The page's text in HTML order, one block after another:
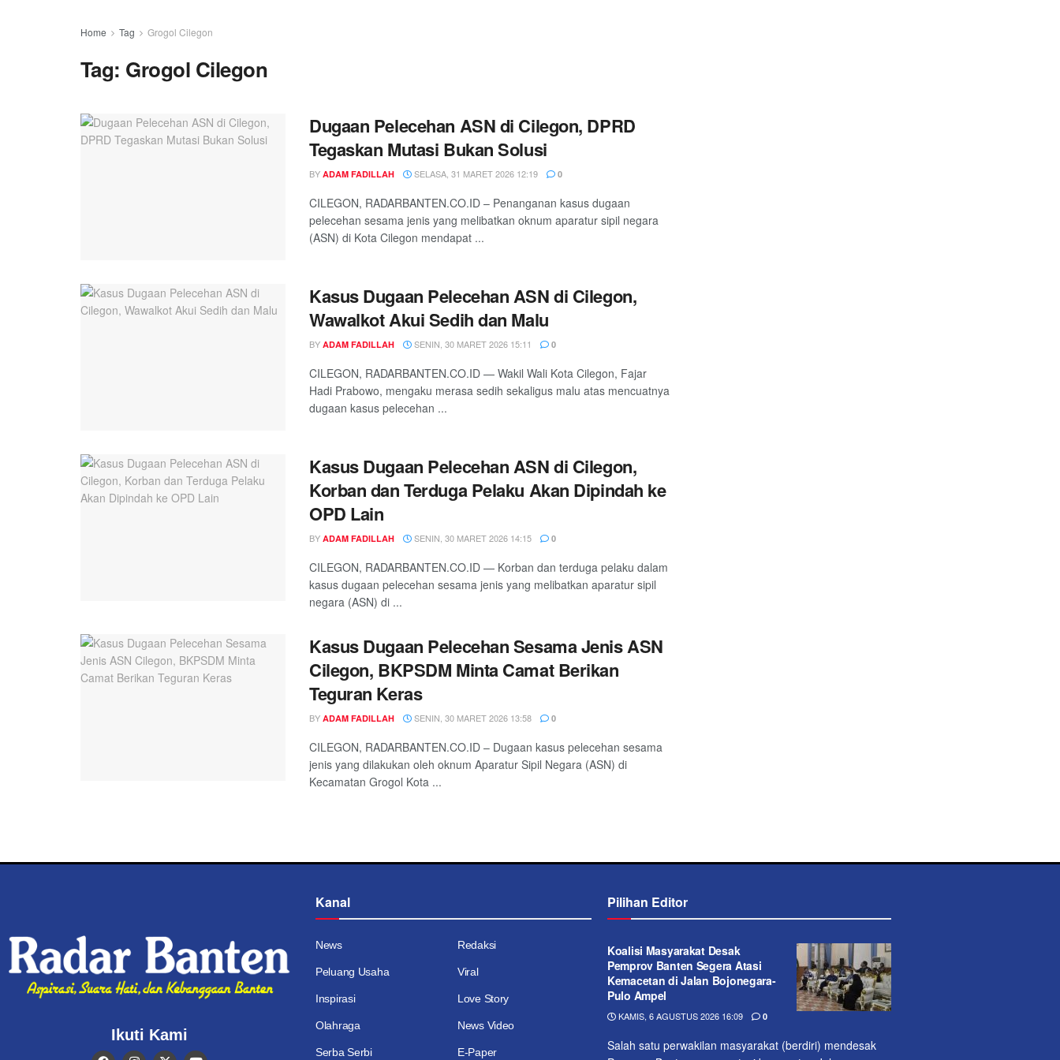
Home Tag Grogol Cilegon
Tag: Grogol Cilegon
Dugaan Pelecehan ASN di Cilegon, DPRD
Tegaskan Mutasi Bukan Solusi
BY ADAM FADILLAH SELASA, 31 MARET 2026 12:19 0
CILEGON, RADARBANTEN.CO.ID – Penanganan kasus dugaan
pelecehan sesama jenis yang melibatkan oknum aparatur sipil negara
(ASN) di Kota Cilegon mendapat ...
Kasus Dugaan Pelecehan ASN di Cilegon,
Wawalkot Akui Sedih dan Malu
BY ADAM FADILLAH SENIN, 30 MARET 2026 15:11 0
CILEGON, RADARBANTEN.CO.ID — Wakil Wali Kota Cilegon, Fajar
Hadi Prabowo, mengaku merasa sedih sekaligus malu atas mencuatnya
dugaan kasus pelecehan ...
Kasus Dugaan Pelecehan ASN di Cilegon,
Korban dan Terduga Pelaku Akan Dipindah ke
OPD Lain
BY ADAM FADILLAH SENIN, 30 MARET 2026 14:15 0
CILEGON, RADARBANTEN.CO.ID — Korban dan terduga pelaku dalam
kasus dugaan pelecehan sesama jenis yang melibatkan aparatur sipil
negara (ASN) di ...
Kasus Dugaan Pelecehan Sesama Jenis ASN
Cilegon, BKPSDM Minta Camat Berikan
Teguran Keras
BY ADAM FADILLAH SENIN, 30 MARET 2026 13:58 0
CILEGON, RADARBANTEN.CO.ID – Dugaan kasus pelecehan sesama
jenis yang dilakukan oleh oknum Aparatur Sipil Negara (ASN) di
Kecamatan Grogol Kota ...
Ikuti Kami
Kanal
News Redaksi
Peluang Usaha Viral
Inspirasi Love Story
Olahraga News Video
Serba Serbi E-Paper
Pilihan Editor
Koalisi Masyarakat Desak
Pemprov Banten Segera Atasi
Kemacetan di Jalan Bojonegara-
Pulo Ampel
KAMIS, 6 AGUSTUS 2026 16:09 0
Salah satu perwakilan masyarakat (berdiri) mendesak